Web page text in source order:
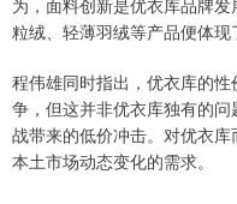
粒绒、轻薄羽绒等产品便体现
程伟雄同时指出，优衣库的
争，但这并非优衣库独有的
战带来的低价冲击。对优衣
本土市场动态变化的需求。